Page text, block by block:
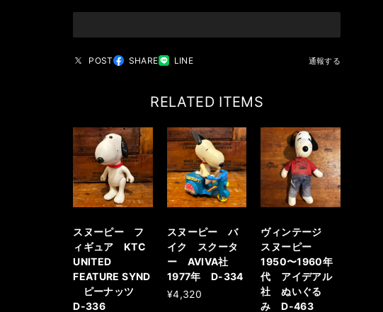
POST SHARE LINE 通報する
RELATED ITEMS
スヌーピー フ
ィギュア KTC
UNITED
FEATURE SYND
ピーナッツ
D-336
スヌーピー バ
イク スクータ
ー AVIVA社
1977年 D-334
¥4,320
ヴィンテージ
スヌーピー
1950〜1960年
代 アイデアル
社 ぬいぐる
み D-463